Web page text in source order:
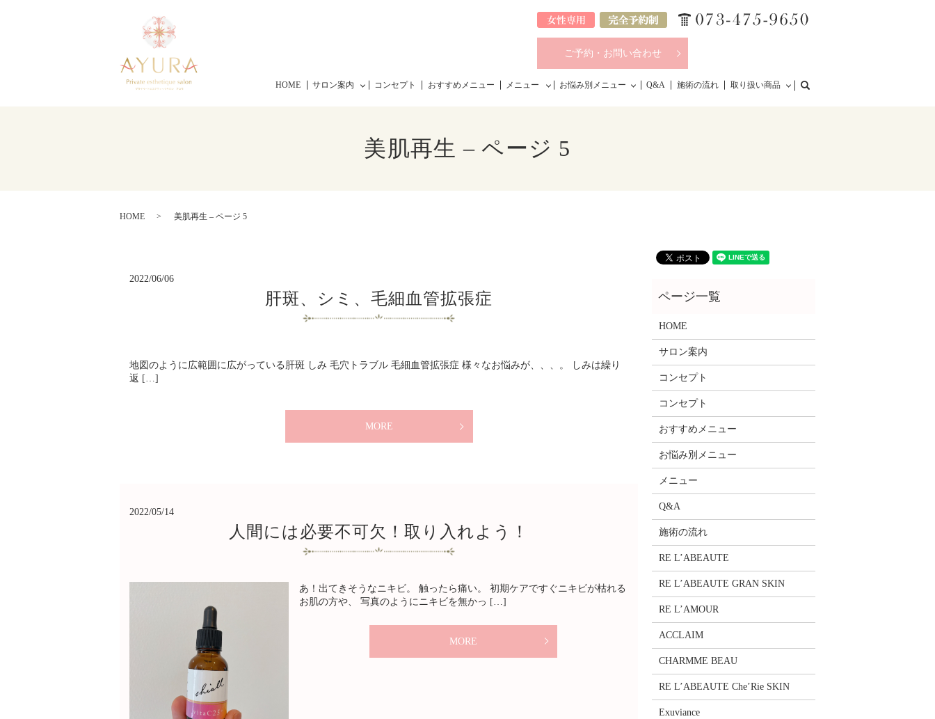
HOME サロン案内 コンセプト おすすめメニュー メニュー お悩み別メニュー Q&A 施術の流れ 取り扱い商品
ご予約・お問い合わせ
美肌再生 – ページ 5
HOME 美肌再生 – ページ 5
2022/06/06
肝斑、シミ、毛細血管拡張症
地図のように広範囲に広がっている肝斑 しみ 毛穴トラブル 毛細血管拡張症 様々なお悩みが、、、。 しみは繰り
返 […]
MORE
2022/05/14
人間には必要不可欠！取り入れよう！
あ！出てきそうなニキビ。 触ったら痛い。 初期ケアですぐニキビが枯れる
お肌の方や、 写真のようにニキビを無かっ […]
MORE
HOME
サロン案内
コンセプト
コンセプト
おすすめメニュー
お悩み別メニュー
メニュー
Q&A
施術の流れ
RE L’ABEAUTE
RE L’ABEAUTE GRAN SKIN
RE L’AMOUR
ACCLAIM
CHARMME BEAU
RE L’ABEAUTE Che’Rie SKIN
Exuviance